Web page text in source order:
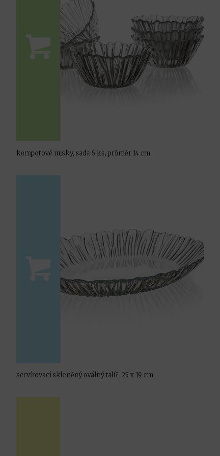
kompotové misky, sada 6 ks, průměr 14 cm
servírovací skleněný oválný talíř, 25 x 19 cm